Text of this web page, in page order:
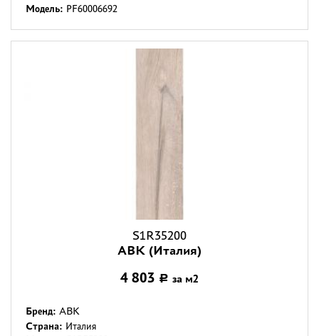
Модель: PF60006692
S1R35200
ABK (Италия)
4 803 Р за м2
Бренд: ABK
Страна: Италия